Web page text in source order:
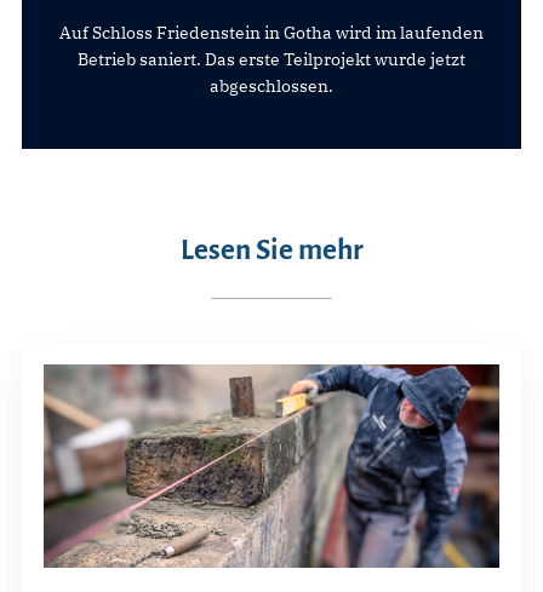
Auf Schloss Friedenstein in Gotha wird im laufenden
Betrieb saniert. Das erste Teilprojekt wurde jetzt
abgeschlossen.
Lesen Sie mehr